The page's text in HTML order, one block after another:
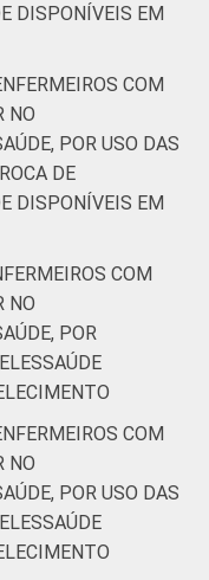
DISPONÍVEIS EM
COM
NO
POR USO DAS
DE
DISPONÍVEIS EM
COM
NO
POR
COM
NO
POR USO DAS